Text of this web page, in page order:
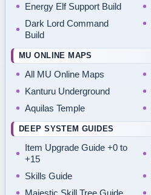
Energy Elf Support Build
Dark Lord Command
Build
MU ONLINE MAPS
All MU Online Maps
Kanturu Underground
Aquilas Temple
DEEP SYSTEM GUIDES
Item Upgrade Guide +0 to
+15
Skills Guide
Majestic Skill Tree Guide